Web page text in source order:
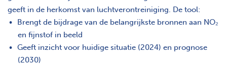
geeft in de herkomst van luchtverontreiniging. De tool:
Brengt de bijdrage van de belangrijkste bronnen aan NO₂
en fijnstof in beeld
Geeft inzicht voor huidige situatie (2024) en prognose
(2030)